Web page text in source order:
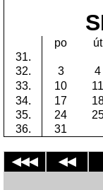
po út
31.
32.
3 4
33.
10 11
34.
17
35.
24
36.
31
◀◀◀ ◀◀